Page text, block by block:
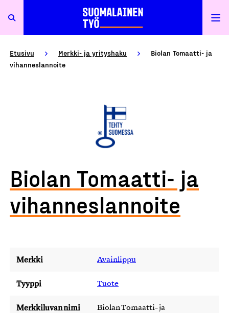
Etusivu Merkki- ja yrityshaku
Biolan Tomaatti- ja
vihanneslannoite
Biolan Tomaatti- ja
vihanneslannoite
Merkki Avainlippu
Tyyppi Tuote
Merkkiluvan nimi
Biolan Tomaatti- ja